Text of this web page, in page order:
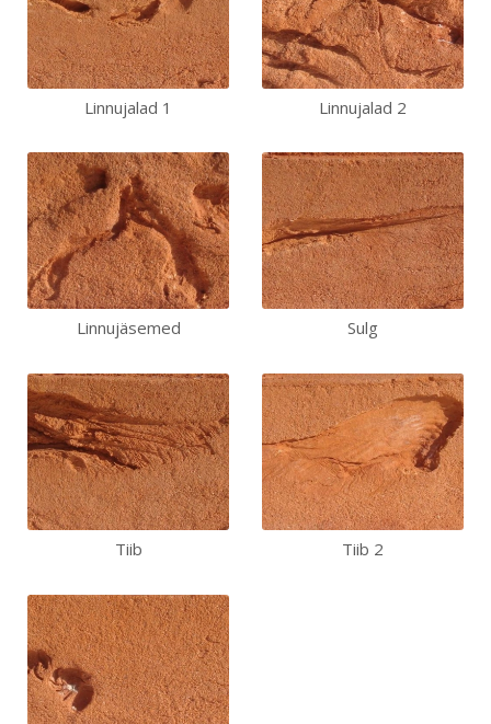
Linnujalad 1 Linnujalad 2
Linnujäsemed Sulg
Tiib Tiib 2